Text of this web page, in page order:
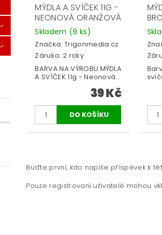
MÝDLA A SVÍČEK 11G -
NEONOVÁ ORANŽOVÁ
Skladem (9 ks)
Značka: Trigonmedia.cz
Záruka: 2 roky
BARVA NA VÝROBU MÝDLA
A SVÍČEK 11g - Neonová...
39 Kč
Buďte první, kdo napíše příspěvek k
Pouze registrovaní uživatelé mohou